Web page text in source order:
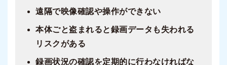
遠隔で映像確認や操作ができない
本体ごと盗まれると録画データも失われる
リスクがある
録画状況の確認を定期的に行わなければな